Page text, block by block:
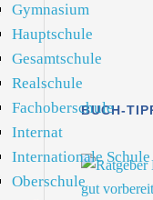
Gymnasium
Hauptschule
Gesamtschule
Realschule
Fachoberschule
Internat
Internationale Schule
Oberschule
BUCH-